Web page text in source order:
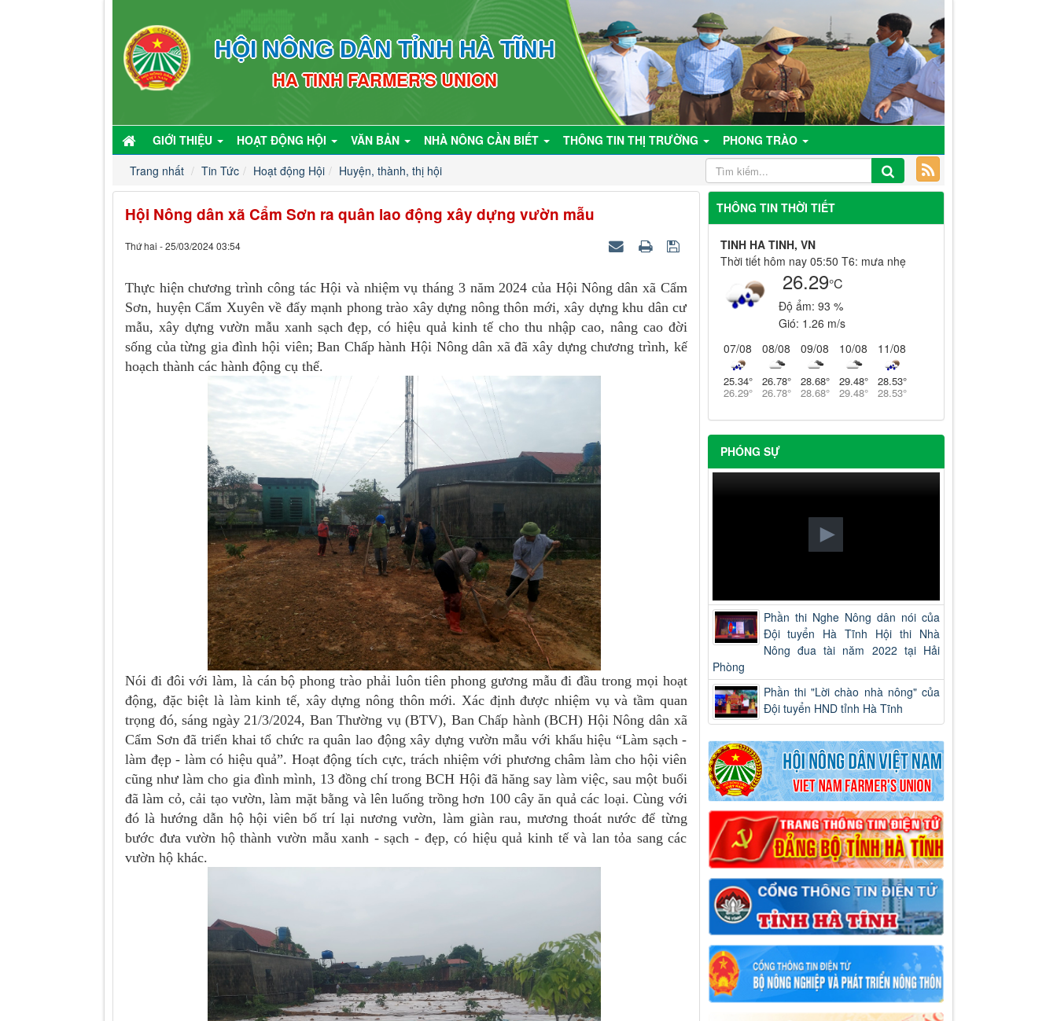
HỘI NÔNG DÂN TỈNH HÀ TĨNH
HA TINH FARMER'S UNION
GIỚI THIỆU HOẠT ĐỘNG HỘI VĂN BẢN NHÀ NÔNG CẦN BIẾT THÔNG TIN THỊ TRƯỜNG
PHONG TRÀO
Trang nhất
Tin Tức Hoạt động Hội Huyện, thành, thị hội
Hội Nông dân xã Cẩm Sơn ra quân lao động xây dựng vườn mẫu
Thứ hai - 25/03/2024 03:54
Thực hiện chương trình công tác Hội và nhiệm vụ tháng 3 năm 2024 của Hội Nông dân xã Cẩm
Sơn, huyện Cẩm Xuyên về đẩy mạnh phong trào xây dựng nông thôn mới, xây dựng khu dân cư
mẫu, xây dựng vườn mẫu xanh sạch đẹp, có hiệu quả kinh tế cho thu nhập cao, nâng cao đời
sống của từng gia đình hội viên; Ban Chấp hành Hội Nông dân xã đã xây dựng chương trình, kế
hoạch thành các hành động cụ thể.
Nói đi đôi với làm, là cán bộ phong trào phải luôn tiên phong gương mẫu đi đầu trong mọi hoạt
động, đặc biệt là làm kinh tế, xây dựng nông thôn mới. Xác định được nhiệm vụ và tầm quan
trọng đó, sáng ngày 21/3/2024, Ban Thường vụ (BTV), Ban Chấp hành (BCH) Hội Nông dân xã
Cẩm Sơn đã triển khai tổ chức ra quân lao động xây dựng vườn mẫu với khẩu hiệu “Làm sạch -
làm đẹp - làm có hiệu quả”. Hoạt động tích cực, trách nhiệm với phương châm làm cho hội viên
cũng như làm cho gia đình mình, 13 đồng chí trong BCH Hội đã hăng say làm việc, sau một buổi
đã làm cỏ, cải tạo vườn, làm mặt bằng và lên luống trồng hơn 100 cây ăn quả các loại. Cùng với
đó là hướng dẫn hộ hội viên bố trí lại nương vườn, làm giàn rau, mương thoát nước để từng
bước đưa vườn hộ thành vườn mẫu xanh - sạch - đẹp, có hiệu quả kinh tế và lan tỏa sang các
vườn hộ khác.
THÔNG TIN THỜI TIẾT
TINH HA TINH, VN
Thời tiết hôm nay 05:50 T6: mưa nhẹ
26.29°C
Độ ẩm: 93 %
Gió: 1.26 m/s
07/08
25.34°
26.29°
08/08
26.78°
26.78°
09/08
28.68°
28.68°
10/08
29.48°
29.48°
11/08
28.53°
28.53°
PHÓNG SỰ
Phần thi Nghe Nông dân nói của
Đội tuyển Hà Tĩnh Hội thi Nhà
Nông đua tài năm 2022 tại Hải
Phòng
Phần thi "Lời chào nhà nông" của
Đội tuyển HND tỉnh Hà Tĩnh